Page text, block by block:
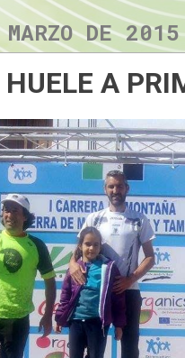
DE 2015
A